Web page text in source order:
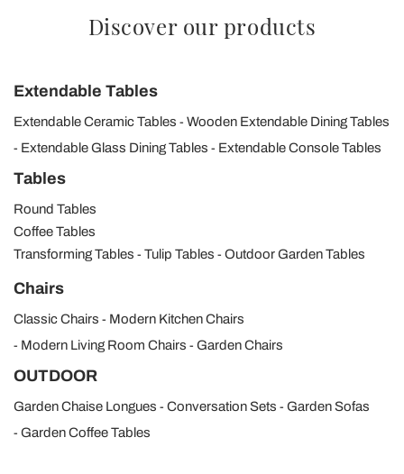
Discover our products
Extendable Tables
Extendable Ceramic Tables
Wooden Extendable Dining Tables
Extendable Glass Dining Tables
Extendable Console Tables
Tables
Round Tables
Coffee Tables
Transforming Tables
Tulip Tables Outdoor Garden Tables
Chairs
Classic Chairs
Modern Kitchen Chairs
Modern Living Room Chairs
Garden Chairs
OUTDOOR
Garden Chaise Longues Conversation Sets
Garden Sofas
Garden Coffee Tables